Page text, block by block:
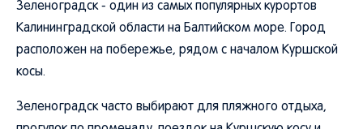
Зеленоградск - один из самых популярных курортов
Калининградской области на Балтийском море. Город
расположен на побережье, рядом с началом Куршской
косы.
Зеленоградск часто выбирают для пляжного отдыха,